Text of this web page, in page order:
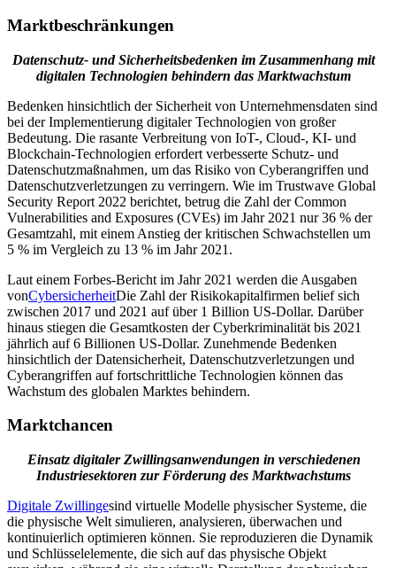
Marktbeschränkungen
Datenschutz- und Sicherheitsbedenken im Zusammenhang mit
digitalen Technologien behindern das Marktwachstum
Bedenken hinsichtlich der Sicherheit von Unternehmensdaten sind
bei der Implementierung digitaler Technologien von großer
Bedeutung. Die rasante Verbreitung von IoT-, Cloud-, KI- und
Blockchain-Technologien erfordert verbesserte Schutz- und
Datenschutzmaßnahmen, um das Risiko von Cyberangriffen und
Datenschutzverletzungen zu verringern. Wie im Trustwave Global
Security Report 2022 berichtet, betrug die Zahl der Common
Vulnerabilities and Exposures (CVEs) im Jahr 2021 nur 36 % der
Gesamtzahl, mit einem Anstieg der kritischen Schwachstellen um
5 % im Vergleich zu 13 % im Jahr 2021.
Laut einem Forbes-Bericht im Jahr 2021 werden die Ausgaben
vonCybersicherheitDie Zahl der Risikokapitalfirmen belief sich
zwischen 2017 und 2021 auf über 1 Billion US-Dollar. Darüber
hinaus stiegen die Gesamtkosten der Cyberkriminalität bis 2021
jährlich auf 6 Billionen US-Dollar. Zunehmende Bedenken
hinsichtlich der Datensicherheit, Datenschutzverletzungen und
Cyberangriffen auf fortschrittliche Technologien können das
Wachstum des globalen Marktes behindern.
Marktchancen
Einsatz digitaler Zwillingsanwendungen in verschiedenen
Industriesektoren zur Förderung des Marktwachstums
Digitale Zwillingesind virtuelle Modelle physischer Systeme, die
die physische Welt simulieren, analysieren, überwachen und
kontinuierlich optimieren können. Sie reproduzieren die Dynamik
und Schlüsselelemente, die sich auf das physische Objekt